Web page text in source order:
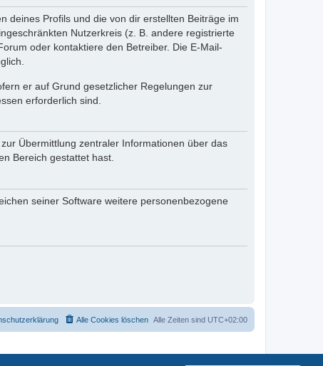
deines Profils und die von dir erstellten Beiträge im
Nutzerkreis (z. B. andere registrierte
oder kontaktiere den Betreiber. Die E-Mail-
er auf Grund gesetzlicher Regelungen zur
erforderlich sind.
Übermittlung zentraler Informationen über das
Bereich gestattet hast.
seiner Software weitere personenbezogene
Alle Zeiten sind UTC+02:00
Alle Cookies löschen